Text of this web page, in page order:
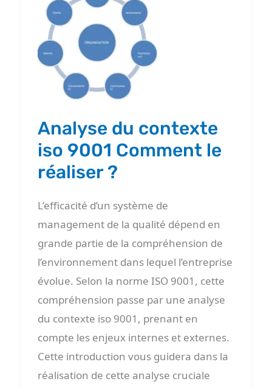
Analyse du contexte
iso 9001 Comment le
réaliser ?
L’efficacité d’un système de
management de la qualité dépend en
grande partie de la compréhension de
l’environnement dans lequel l’entreprise
évolue. Selon la norme ISO 9001, cette
compréhension passe par une analyse
du contexte iso 9001, prenant en
compte les enjeux internes et externes.
Cette introduction vous guidera dans la
réalisation de cette analyse cruciale
du
contexte
iso
9001
Comment
réaliser
?